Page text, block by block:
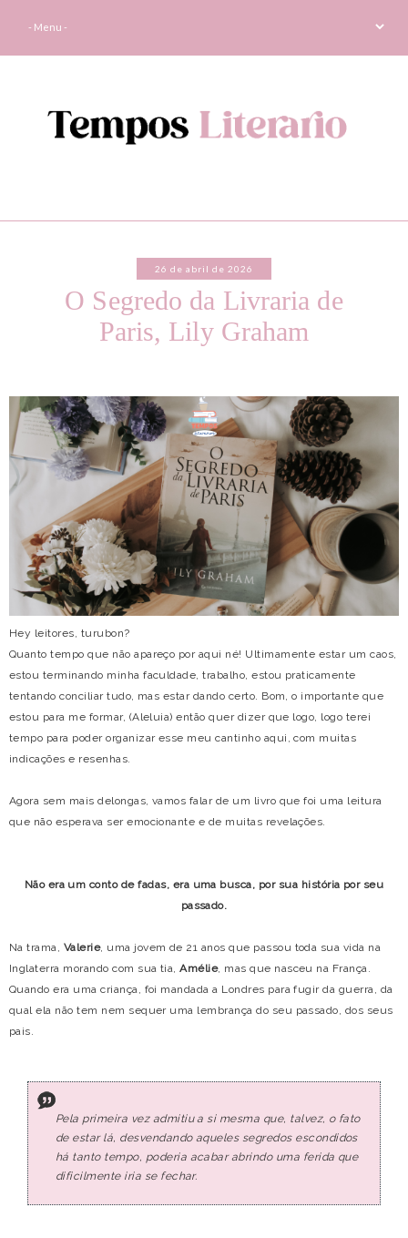
26 de abril de 2026
O Segredo da Livraria de
Paris, Lily Graham
Hey leitores, turubon?
Quanto tempo que não apareço por aqui né! Ultimamente estar um caos,
estou terminando minha faculdade, trabalho, estou praticamente
tentando conciliar tudo, mas estar dando certo. Bom, o importante que
estou para me formar, (Aleluia) então quer dizer que logo, logo terei
tempo para poder organizar esse meu cantinho aqui, com muitas
indicações e resenhas.
Agora sem mais delongas, vamos falar de um livro quefoi uma leitura
que não esperava ser emocionante e de muitas revelações.
Não era um conto de fadas, era uma busca, por sua história por seu
passado.
Na trama, Valerie, uma jovem de 21 anos que passou toda sua vida na
Inglaterra morando com sua tia,Amélie, mas que nasceu na França.
Quando era uma criança, foi mandada a Londres para fugir da guerra, da
qual ela não tem nem sequer uma lembrança do seu passado, dos seus
pais.
Pela primeira vez admitiu a si mesma que, talvez, o fato
de estar lá, desvendando aqueles segredos escondidos
há tanto tempo, poderia acabar abrindo uma ferida que
dificilmente iria se fechar.